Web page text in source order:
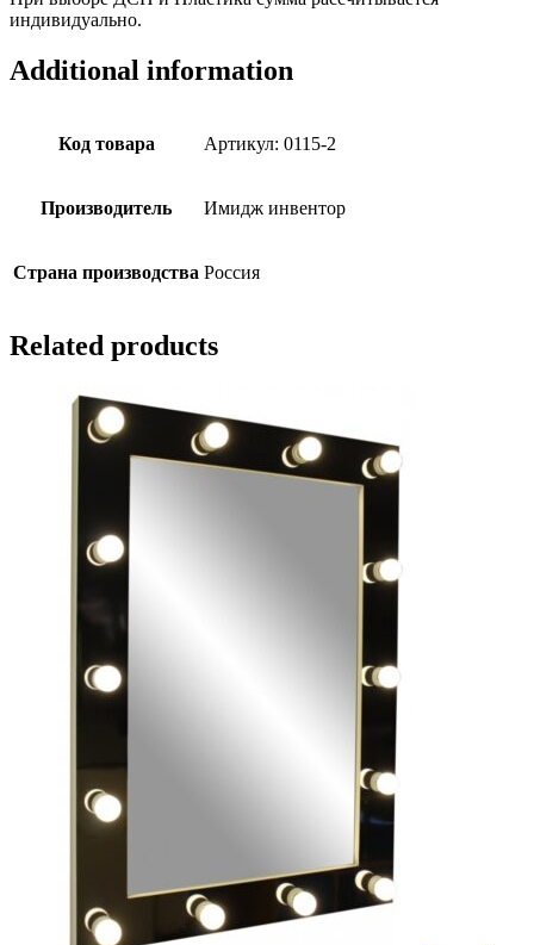
индивидуально.
Additional information
Код товара Артикул: 0115-2
Производитель Имидж инвентор
Страна производства Россия
Related products